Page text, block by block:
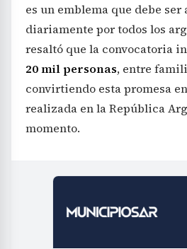
es un emblema que debe ser
diariamente por todos los
resaltó que la convocatoria
20 mil personas, entre
convirtiendo esta promesa
realizada en la República
momento.